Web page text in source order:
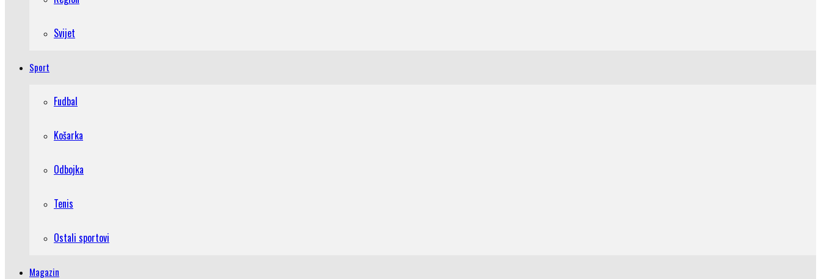
Svijet
Sport
Fudbal
Košarka
Odbojka
Tenis
Ostali sportovi
Magazin